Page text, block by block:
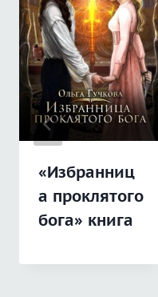
«Избранниц
а проклятого
бога» книга